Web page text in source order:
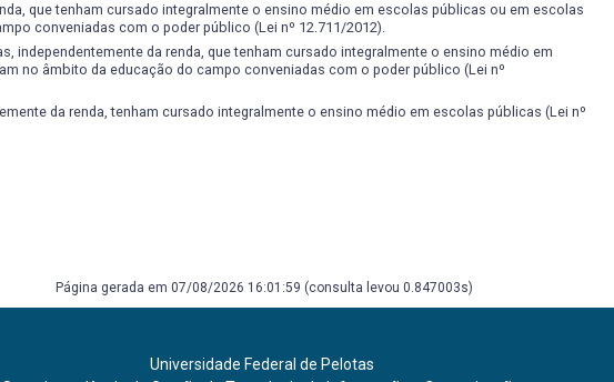
que tenham cursado integralmente o ensino médio em escolas públicas ou em escolas
conveniadas com o poder público (Lei nº 12.711/2012).
independentemente da renda, que tenham cursado integralmente o ensino médio em
no âmbito da educação do campo conveniadas com o poder público (Lei nº
da renda, tenham cursado integralmente o ensino médio em escolas públicas (Lei nº
Página gerada em 07/08/2026 16:01:59 (consulta levou 0.847003s)
Universidade Federal de Pelotas